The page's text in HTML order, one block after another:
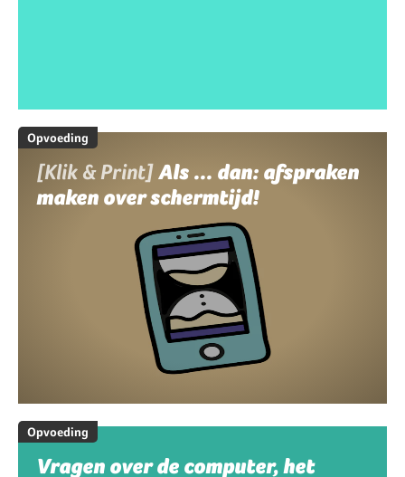
Opvoeding
[Klik & Print]Als ... dan: afspraken
maken over schermtijd!
Opvoeding
Vragen over de computer, het